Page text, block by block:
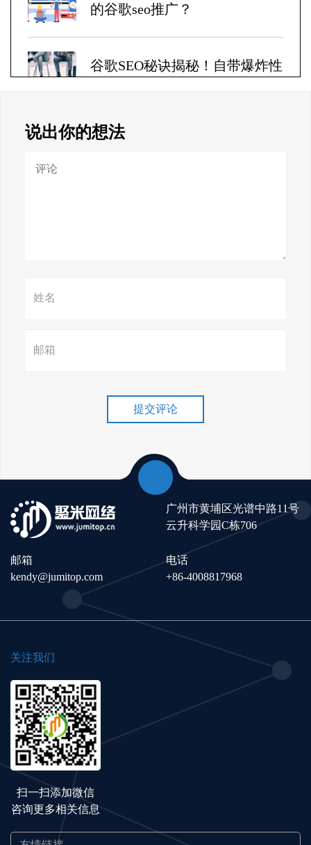
的谷歌seo推广？
谷歌SEO秘诀揭秘！自带爆炸性
Google SEO终极秘籍，一夜跻
巧介绍！
说出你的想法
提交评论
广州市黄埔区光谱中路11号
云升科学园C栋706
邮箱
kendy@jumitop.com
电话
+86-4008817968
关注我们
扫一扫添加微信
咨询更多相关信息